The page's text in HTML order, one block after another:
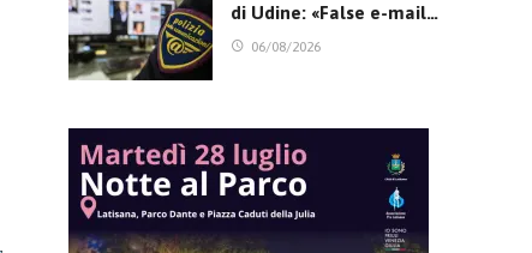
di Udine: «False e-mail…
06/08/2026